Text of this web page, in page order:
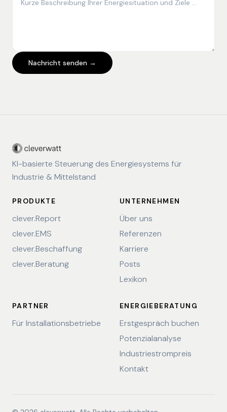
Nachricht senden →
KI-basierte Steuerung des Energiesystems für
Industrie & Mittelstand
PRODUKTE
clever.Report
clever.EMS
clever.Beschaffung
clever.Beratung
UNTERNEHMEN
Über uns
Referenzen
Karriere
Posts
Lexikon
PARTNER
Für Installationsbetriebe
ENERGIEBERATUNG
Erstgespräch buchen
Potenzialanalyse
Industriestrompreis
Kontakt